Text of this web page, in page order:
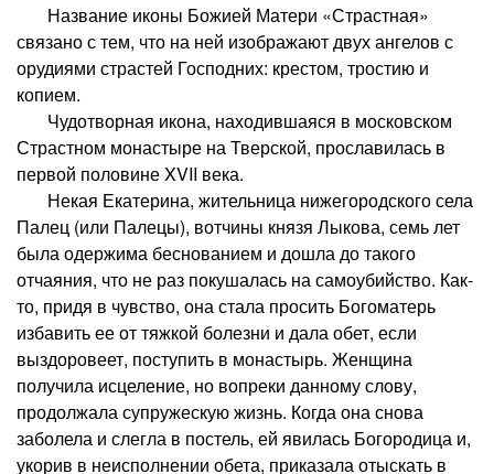
Название иконы Божией Матери «Страстная»
связано с тем, что на ней изображают двух ангелов с
орудиями страстей Господних: крестом, тростию и
копием.
Чудотворная икона, находившаяся в московском
Страстном монастыре на Тверской, прославилась в
первой половине XVII века.
Некая Екатерина, жительница нижегородского села
Палец (или Палецы), вотчины князя Лыкова, семь лет
была одержима беснованием и дошла до такого
отчаяния, что не раз покушалась на самоубийство. Как-
то, придя в чувство, она стала просить Богоматерь
избавить ее от тяжкой болезни и дала обет, если
выздоровеет, поступить в монастырь. Женщина
получила исцеление, но вопреки данному слову,
продолжала супружескую жизнь. Когда она снова
заболела и слегла в постель, ей явилась Богородица и,
укорив в неисполнении обета, приказала отыскать в